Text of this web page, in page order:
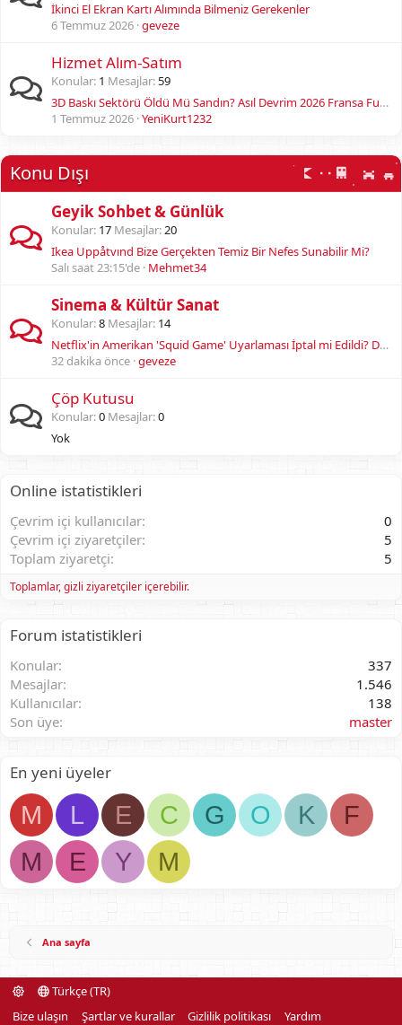
İkinci El Ekran Kartı Alımında Bilmeniz Gerekenler
6 Temmuz 2026 geveze
Hizmet Alım-Satım
Konular 1 Mesajlar 59
3D Baskı Sektörü Öldü Mü Sandın? Asıl Devrim 2026 Fransa Fuarı'nda Başladı!
1 Temmuz 2026 YeniKurt1232
Konu Dışı
Geyik Sohbet & Günlük
Konular 17 Mesajlar 20
Ikea Uppåtvınd Bize Gerçekten Temiz Bir Nefes Sunabilir Mi?
Salı saat 23:15'de Mehmet34
Sinema & Kültür Sanat
Konular 8 Mesajlar 14
Netflix'in Amerikan 'Squid Game' Uyarlaması İptal mi Edildi? David Fincher Projesine Ne Oldu?
32 dakika önce geveze
Çöp Kutusu
Konular 0 Mesajlar 0
Yok
Online istatistikleri
Çevrim içi kullanıcılar
0
Çevrim içi ziyaretçiler
5
Toplam ziyaretçi
5
Toplamlar, gizli ziyaretçiler içerebilir.
Forum istatistikleri
Konular
337
Mesajlar
1.546
Kullanıcılar
138
Son üye
master
En yeni üyeler
M L E C G O K
F
M
E Y M
Ana sayfa
Türkçe (TR)
Bize ulaşın
Şartlar ve kurallar Gizlilik politikası
Yardım